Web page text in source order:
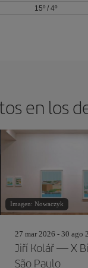
15º/ 4º
en los
Imagen: Nowaczyk
27 mar 2026 - 30 ago
Jiří Kolář — X
São Paulo